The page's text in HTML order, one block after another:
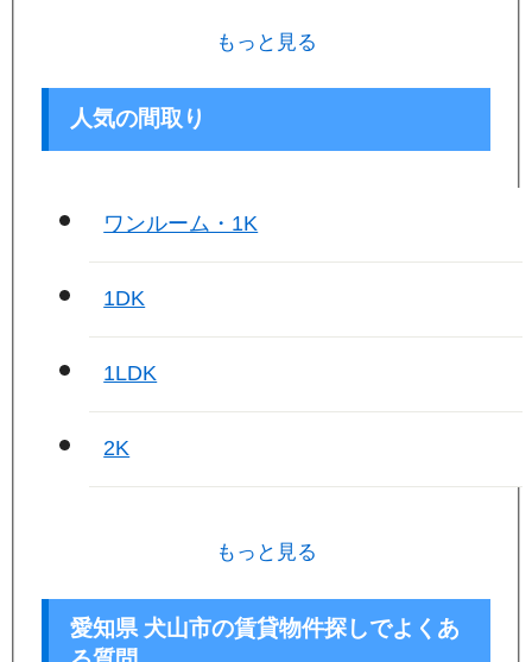
もっと見る
人気の間取り
ワンルーム・1K
1DK
1LDK
2K
もっと見る
愛知県 犬山市の賃貸物件探しでよくあ